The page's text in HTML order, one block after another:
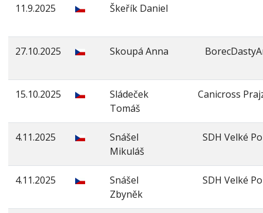
11.9.2025 Škeřík Daniel
27.10.2025 Skoupá Anna
15.10.2025
Sládeček
Tomáš
Canicross
4.11.2025
Snášel
Mikuláš
SDH Velké
4.11.2025
Snášel
Zbyněk
SDH Velké